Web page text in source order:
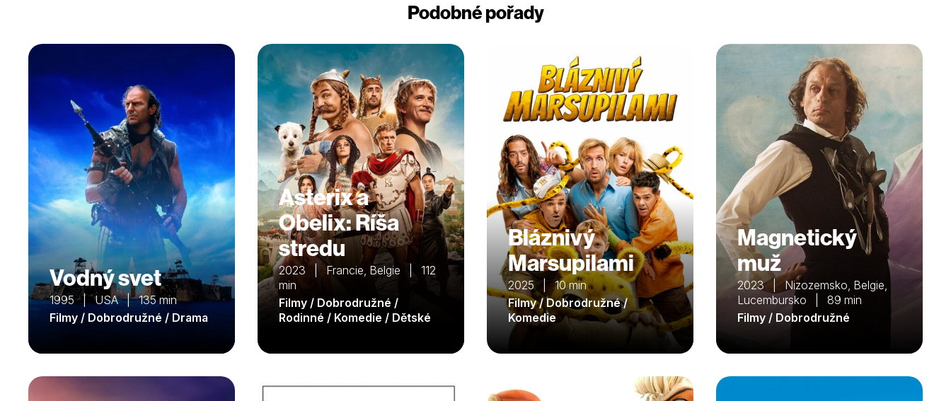
Podobné pořady
Vodný svet
1995 | USA | 135 min
Filmy / Dobrodružné / Drama
Asterix a
Obelix: Ríša
stredu
2023 | Francie, Belgie | 112
min
Filmy / Dobrodružné /
Rodinné / Komedie / Dětské
Bláznivý
Marsupilami
2025 | 10 min
Filmy / Dobrodružné /
Komedie
Magnetický
muž
2023 | Nizozemsko, Belgie,
Lucembursko | 89 min
Filmy / Dobrodružné